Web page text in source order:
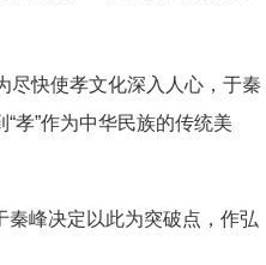
尽快使孝文化深入人心，于秦
孝”作为中华民族的传统美
峰决定以此为突破点，作弘